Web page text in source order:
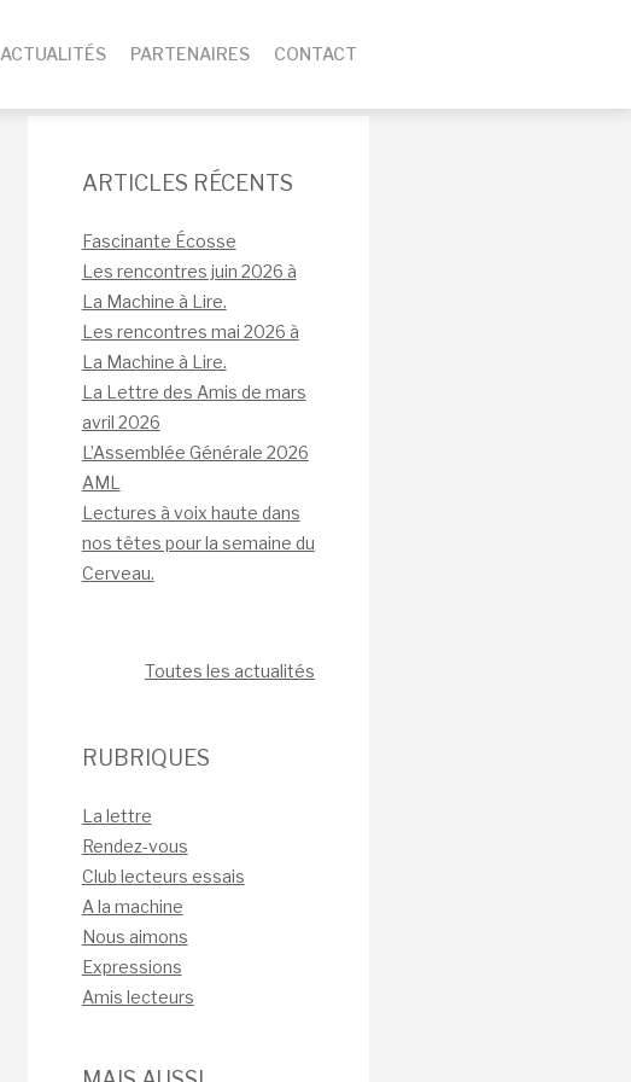
ACTUALITÉS PARTENAIRES CONTACT
ARTICLES RÉCENTS
Fascinante Écosse
Les rencontres juin 2026 à
La Machine à Lire.
Les rencontres mai 2026 à
La Machine à Lire.
La Lettre des Amis de mars
avril 2026
L’Assemblée Générale 2026
AML
Lectures à voix haute dans
nos têtes pour la semaine du
Cerveau.
Toutes les actualités
RUBRIQUES
La lettre
Rendez-vous
Club lecteurs essais
A la machine
Nous aimons
Expressions
Amis lecteurs